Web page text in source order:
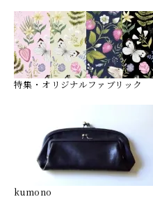
特集・オリジナルファブリック
kumono